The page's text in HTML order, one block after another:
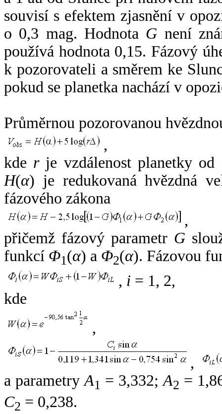
souvisí s efektem zjasnění v
o 0,3 mag. Hodnota G není
používá hodnota 0,15. Fázový
k pozorovateli a směrem ke
pokud se planetka nachází v
Průměrnou pozorovanou
,
kde rje vzdálenost planetky od
H(α) je redukovaná hvězdná
fázového zákona
,
přičemž fázový parametr G
funkcí Φ1(α) a Φ2(α). Fázovou
, i = 1, 2,
kde
,
,
a parametryA1 = 3,332;A2 =
C2 = 0,238.